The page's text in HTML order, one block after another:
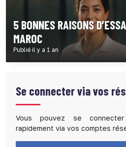
5 BONNES RAISONS
MAROC
Publié il y a 1 an
Se connecter via vos
Vous pouvez se
rapidement via vos comptes